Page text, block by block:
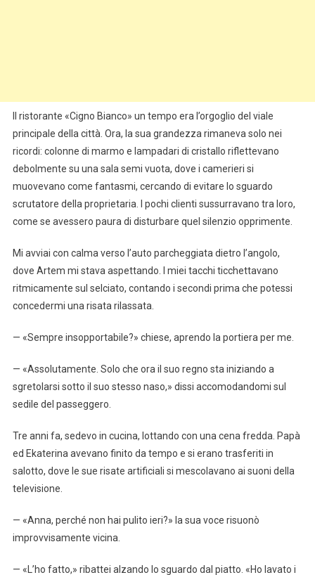
Il ristorante «Cigno Bianco» un tempo era l’orgoglio del viale
principale della città. Ora, la sua grandezza rimaneva solo nei
ricordi: colonne di marmo e lampadari di cristallo riflettevano
debolmente su una sala semi vuota, dove i camerieri si
muovevano come fantasmi, cercando di evitare lo sguardo
scrutatore della proprietaria. I pochi clienti sussurravano tra loro,
come se avessero paura di disturbare quel silenzio opprimente.
Mi avviai con calma verso l’auto parcheggiata dietro l’angolo,
dove Artem mi stava aspettando. I miei tacchi ticchettavano
ritmicamente sul selciato, contando i secondi prima che potessi
concedermi una risata rilassata.
— «Sempre insopportabile?» chiese, aprendo la portiera per me.
— «Assolutamente. Solo che ora il suo regno sta iniziando a
sgretolarsi sotto il suo stesso naso,» dissi accomodandomi sul
sedile del passeggero.
Tre anni fa, sedevo in cucina, lottando con una cena fredda. Papà
ed Ekaterina avevano finito da tempo e si erano trasferiti in
salotto, dove le sue risate artificiali si mescolavano ai suoni della
televisione.
— «Anna, perché non hai pulito ieri?» la sua voce risuonò
improvvisamente vicina.
— «L’ho fatto,» ribattei alzando lo sguardo dal piatto. «Ho lavato i